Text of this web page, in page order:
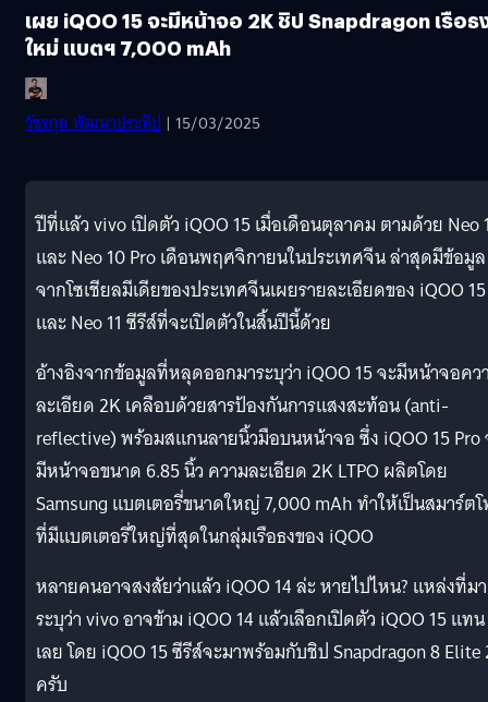
เผย iQOO 15 จะมีหน้าจอ 2K ชิป Snapdragon เรือธ
ใหม่ แบตฯ 7,000 mAh
วัชรกุล พัฒนาประทีป | 15/03/2025
ปีที่แล้ว vivo เปิดตัว iQOO 15 เมื่อเดือนตุลาคม ตามด้วย Neo
และ Neo 10 Pro เดือนพฤศจิกายนในประเทศจีน ล่าสุดมีข้อมูล
จากโซเชียลมีเดียของประเทศจีนเผยรายละเอียดของ iQOO 15
และ Neo 11 ซีรีส์ที่จะเปิดตัวในสิ้นปีนี้ด้วย
อ้างอิงจากข้อมูลที่หลุดออกมาระบุว่า iQOO 15 จะมีหน้าจอคว
ละเอียด 2K เคลือบด้วยสารป้องกันการแสงสะท้อน (anti-
reflective) พร้อมสแกนลายนิ้วมือบนหน้าจอ ซึ่ง iQOO 15 Pro
มีหน้าจอขนาด 6.85 นิ้ว ความละเอียด 2K LTPO ผลิตโดย
Samsung แบตเตอรี่ขนาดใหญ่ 7,000 mAh ทำให้เป็นสมาร์ต
ที่มีแบตเตอรี่ใหญ่ที่สุดในกลุ่มเรือธงของ iQOO
หลายคนอาจสงสัยว่าแล้ว iQOO 14 ล่ะ หายไปไหน? แหล่งที่มา
ระบุว่า vivo อาจข้าม iQOO 14 แล้วเลือกเปิดตัว iQOO 15 แทน
เลย โดย iQOO 15 ซีรีส์จะมาพร้อมกับชิป Snapdragon 8 Elite
ครับ